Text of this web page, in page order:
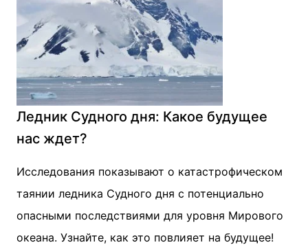
Ледник Судного дня: Какое будущее
нас ждет?
Исследования показывают о катастрофическом
таянии ледника Судного дня с потенциально
опасными последствиями для уровня Мирового
океана. Узнайте, как это повлияет на будущее!